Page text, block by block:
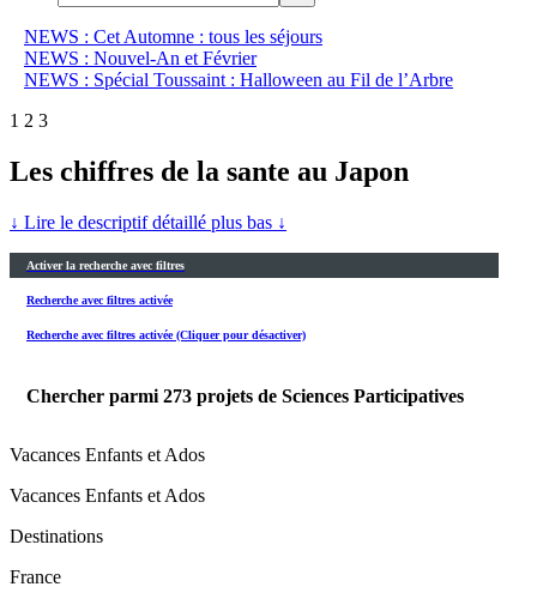
NEWS : Cet Automne : tous les séjours
NEWS : Nouvel-An et Février
NEWS : Spécial Toussaint : Halloween au Fil de l’Arbre
1 2 3
Les chiffres de la sante au Japon
↓ Lire le descriptif détaillé plus bas ↓
Activer la recherche avec filtres
Recherche avec filtres activée
Recherche avec filtres activée (Cliquer pour désactiver)
Chercher parmi 273 projets de Sciences Participatives
Vacances Enfants et Ados
Vacances Enfants et Ados
Destinations
France